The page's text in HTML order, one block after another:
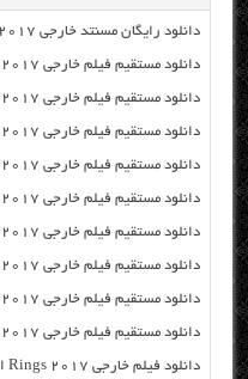
دانلود رایگان مسنتد خارجی Britney Ever After 2017 با لینک مستقیم
دانلود مستقیم فیلم خارجی OK Jaanu 2017 از سرور سایت
دانلود مستقیم فیلم خارجی John Wick: Chapter 2 2017 از سرور سایت
دانلود مستقیم فیلم خارجی Cross Wars 2017 از سرور سایت
دانلود مستقیم فیلم خارجی Fifty Shades Darker 2017 از سرور سایت
دانلود مستقیم فیلم خارجی From Straight As 2017 از سرور سایت
دانلود مستقیم فیلم خارجی Zeroville 2017 از سرور سایت
دانلود مستقیم فیلم خارجی The Mummy 2017 از سرور سایت
دانلود مستقیم فیلم خارجی The Fate of the Furious 2017 از سرور سایت
دانلود مستقیم فیلم خارجی Running Wild 2017 از سرور سایت
دانلود فیلم خارجی Rings 2017 از سرور سایت